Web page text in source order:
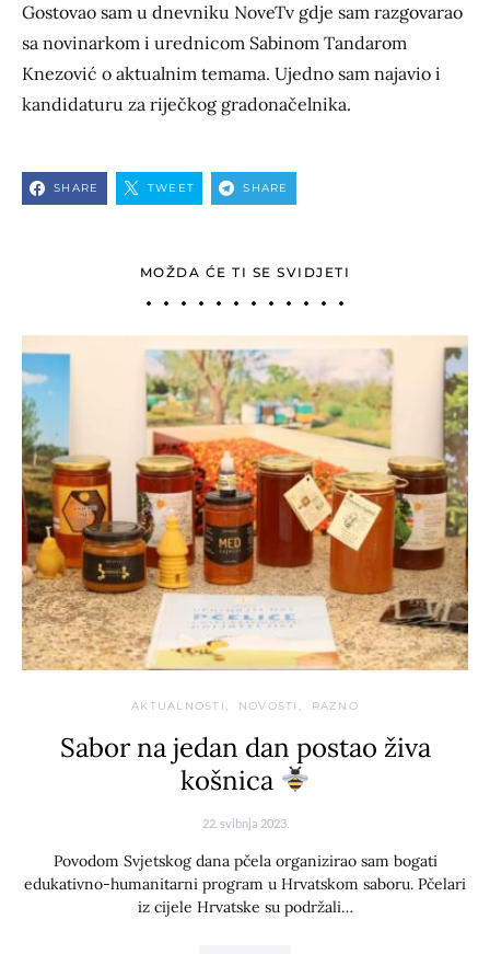
Gostovao sam u dnevniku NoveTv gdje sam razgovarao
sa novinarkom i urednicom Sabinom Tandarom
Knezović o aktualnim temama. Ujedno sam najavio i
kandidaturu za riječkog gradonačelnika.
SHARE TWEET SHARE
MOŽDA ĆE TI SE SVIDJETI
AKTUALNOSTI NOVOSTI RAZNO
Sabor na jedan dan postao živa
košnica
22. svibnja 2023.
Povodom Svjetskog dana pčela organizirao sam bogati
edukativno-humanitarni program u Hrvatskom saboru. Pčelari
iz cijele Hrvatske su podržali…